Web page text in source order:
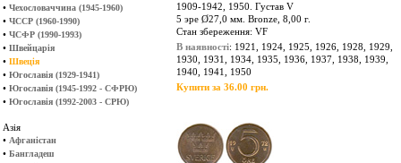
• Чехословаччина (1945-1960)
• ЧССР (1960-1990)
• ЧСФР (1990-1993)
• Швейцарія
• Швеція
• Югославія (1929-1941)
• Югославія (1945-1992 - СФРЮ)
• Югославія (1992-2003 - СРЮ)
Азія
• Афганістан
• Бангладеш
1909-1942, 1950. Густав V
5 эре Ø27,0 мм. Bronze, 8,00 г.
Стан збереження: VF
В наявності: 1921, 1924, 1925, 1926, 1928, 1929,
1930, 1931, 1934, 1935, 1936, 1937, 1938, 1939,
1940, 1941, 1950
Купити за 36.00 грн.